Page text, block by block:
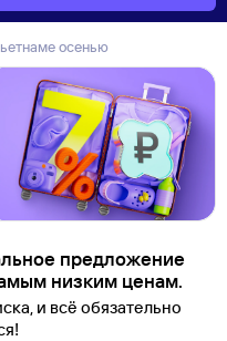
осенью
предложение
низким ценам.
и всё обязательно